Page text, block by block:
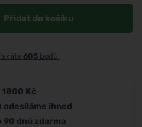
Přidat do košíku
605bodů.
1800 Kč
odesíláme ihned
90 dnů zdarma